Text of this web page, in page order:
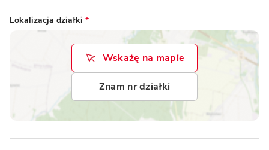
Lokalizacja działki *
Wskażę na mapie
Znam nr działki